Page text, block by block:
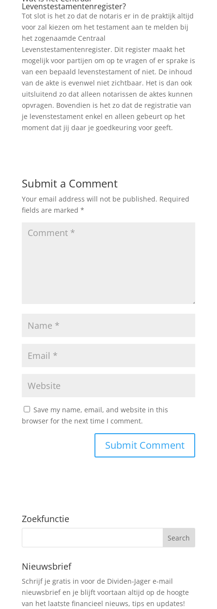
Levenstestamentenregister?
Tot slot is het zo dat de notaris er in de praktijk altijd
voor zal kiezen om het testament aan te melden bij
het zogenaamde Centraal
Levenstestamentenregister. Dit register maakt het
mogelijk voor partijen om op te vragen of er sprake is
van een bepaald levenstestament of niet. De inhoud
van de akte is evenwel niet zichtbaar. Het is dan ook
uitsluitend zo dat alleen notarissen de aktes kunnen
opvragen. Bovendien is het zo dat de registratie van
je levenstestament enkel en alleen gebeurt op het
moment dat jij daar je goedkeuring voor geeft.
Submit a Comment
Your email address will not be published. Required
fields are marked *
Save my name, email, and website in this
browser for the next time I comment.
Zoekfunctie
Nieuwsbrief
Schrijf je gratis in voor de Dividen-Jager e-mail
nieuwsbrief en je blijft voortaan altijd op de hoogte
van het laatste financieel nieuws, tips en updates!